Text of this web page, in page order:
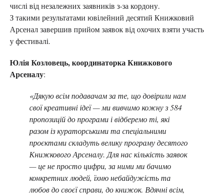
числі від незалежних заявників з-за кордону.
З такими результатами ювілейний десятий Книжковий
Арсенал завершив прийом заявок від охочих взяти участь
у фестивалі.
Юлія Козловець, координаторка Книжкового
Арсеналу:
«Дякую всім подавачам за те, що довірили нам
свої креативні ідеї — ми вивчимо кожну з 584
пропозицій до програми і відберемо ті, які
разом із кураторськими та спеціальними
проєктами складуть велику програму десятого
Книжкового Арсеналу. Для нас кількість заявок
— це не просто цифри, за ними ми бачимо
конкретних людей, їхню небайдужість та
любов до своєї справи, до книжок. Вдячні всім,